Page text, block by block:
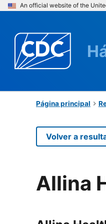
An official website of the
Página principal
Volver a
Allina